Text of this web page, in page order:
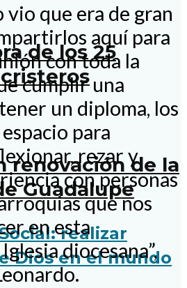
de los 25
renovación de la
Guadalupe
vio que era de gran
aquí para
con toda la
cumplir una
un diploma, los
para
rezar y
con personas
que nos
en esta
diocesana”,